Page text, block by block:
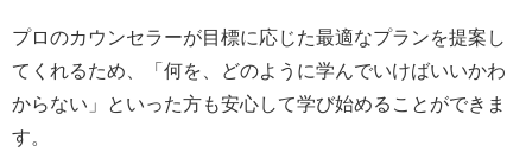
プロのカウンセラーが目標に応じた最適なプランを提案し
てくれるため、「何を、どのように学んでいけばいいかわ
からない」といった方も安心して学び始めることができま
す。